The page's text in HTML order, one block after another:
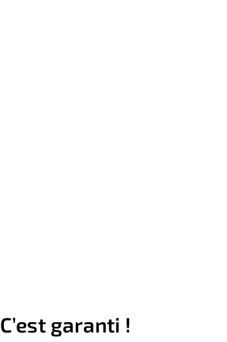
C’est garanti !